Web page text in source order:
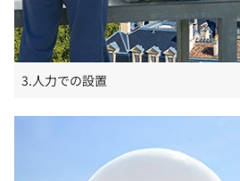
3.人力での設置